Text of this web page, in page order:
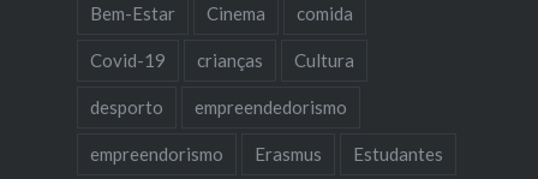
Bem-Estar Cinema comida
Covid-19 crianças Cultura
desporto empreendedorismo
empreendorismo Erasmus Estudantes